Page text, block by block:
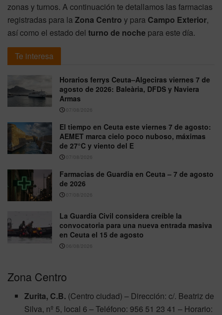
zonas y turnos. A continuación te detallamos las farmacias
registradas para laZona Centro y para Campo Exterior,
así como el estado del turno de noche para este día.
Te interesa
Horarios ferrys Ceuta–Algeciras viernes 7 de
agosto de 2026: Baleària, DFDS y Naviera
Armas
07/08/2026
El tiempo en Ceuta este viernes 7 de agosto:
AEMET marca cielo poco nuboso, máximas
de 27°C y viento del E
07/08/2026
Farmacias de Guardia en Ceuta – 7 de agosto
de 2026
07/08/2026
La Guardia Civil considera creíble la
convocatoria para una nueva entrada masiva
en Ceuta el 15 de agosto
06/08/2026
Zona Centro
Zurita, C.B. (Centro ciudad) – Dirección: c/. Beatriz de
Silva, nº 5, local 6 – Teléfono: 956 51 23 41 – Horario: